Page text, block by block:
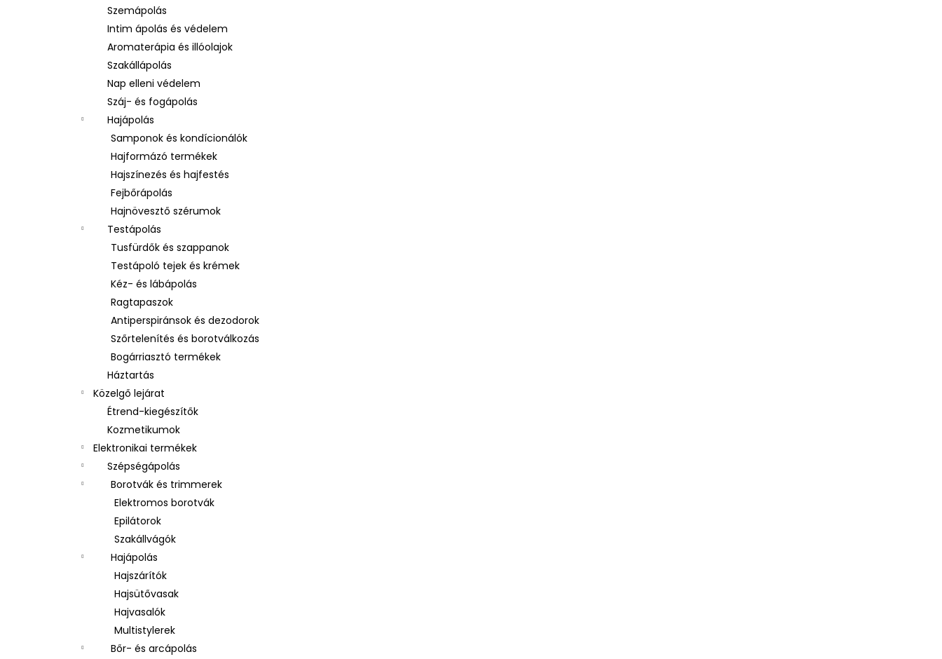
Szemápolás
Intim ápolás és védelem
Aromaterápia és illóolajok
Szakállápolás
Nap elleni védelem
Száj- és fogápolás
Hajápolás
Samponok és kondícionálók
Hajformázó termékek
Hajszínezés és hajfestés
Fejbőrápolás
Hajnövesztő szérumok
Testápolás
Tusfürdők és szappanok
Testápoló tejek és krémek
Kéz- és lábápolás
Ragtapaszok
Antiperspiránsok és dezodorok
Szőrtelenítés és borotválkozás
Bogárriasztó termékek
Háztartás
Közelgő lejárat
Étrend-kiegészítők
Kozmetikumok
Elektronikai termékek
Szépségápolás
Borotvák és trimmerek
Elektromos borotvák
Epilátorok
Szakállvágók
Hajápolás
Hajszárítók
Hajsütővasak
Hajvasalók
Multistylerek
Bőr- és arcápolás